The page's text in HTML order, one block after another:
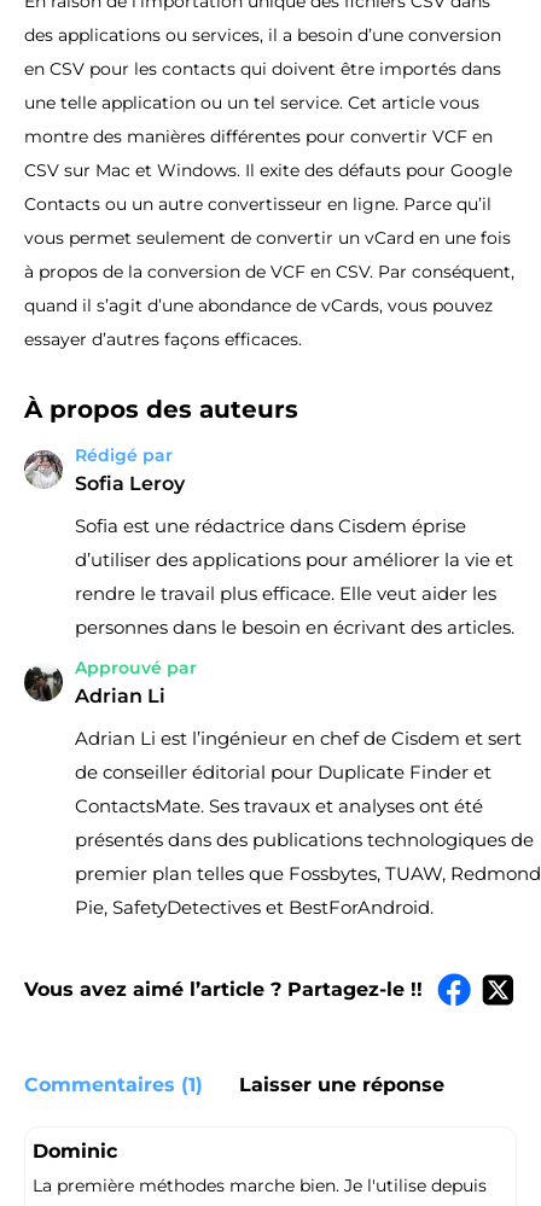
des applications ou services, il a besoin d’une conversion
en CSV pour les contacts qui doivent être importés dans
une telle application ou un tel service. Cet article vous
montre des manières différentes pour convertir VCF en
CSV sur Mac et Windows. Il exite des défauts pour Google
Contacts ou un autre convertisseur en ligne. Parce qu’il
vous permet seulement de convertir un vCard en une fois
à propos de la conversion de VCF en CSV. Par conséquent,
quand il s’agit d’une abondance de vCards, vous pouvez
essayer d’autres façons efficaces.
À propos des auteurs
Rédigé par
Sofia Leroy
Sofia est une rédactrice dans Cisdem éprise
d’utiliser des applications pour améliorer la vie et
rendre le travail plus efficace. Elle veut aider les
personnes dans le besoin en écrivant des articles.
Approuvé par
Adrian Li
Adrian Li est l’ingénieur en chef de Cisdem et sert
de conseiller éditorial pour Duplicate Finder et
ContactsMate. Ses travaux et analyses ont été
présentés dans des publications technologiques de
premier plan telles que Fossbytes, TUAW, Redmond
Pie, SafetyDetectives et BestForAndroid.
Vous avez aimé l’article ? Partagez-le !!
Commentaires (1) Laisser une réponse
Dominic
La première méthodes marche bien. Je l'utilise depuis